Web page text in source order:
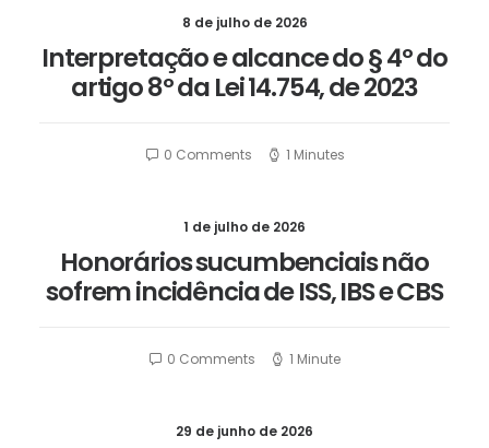
8 de julho de 2026
Interpretação e alcance do § 4º do
artigo 8º da Lei 14.754, de 2023
0 Comments 1 Minutes
1 de julho de 2026
Honorários sucumbenciais não
sofrem incidência de ISS, IBS e CBS
0 Comments 1 Minute
29 de junho de 2026